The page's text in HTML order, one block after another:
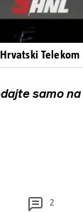
Telekom
samo na
2